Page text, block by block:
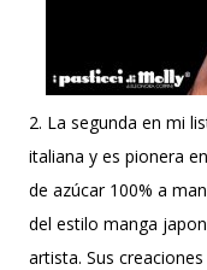
2. La segunda en mi
italiana y es pionera
de azúcar 100% a
del estilo manga
artista. Sus